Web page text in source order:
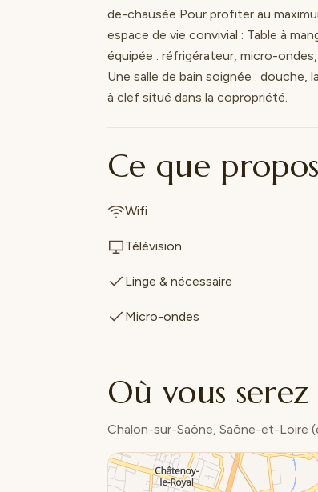
de-chausée Pour profiter au
espace de vie convivial : Table à
équipée : réfrigérateur, micro-
Une salle de bain soignée :
à clef situé dans la copropriété.
Ce que
Wifi
Télévision
Linge & nécessaire
Micro-ondes
Où vous serez
Chalon-sur-Saône, Saône-et-Loire